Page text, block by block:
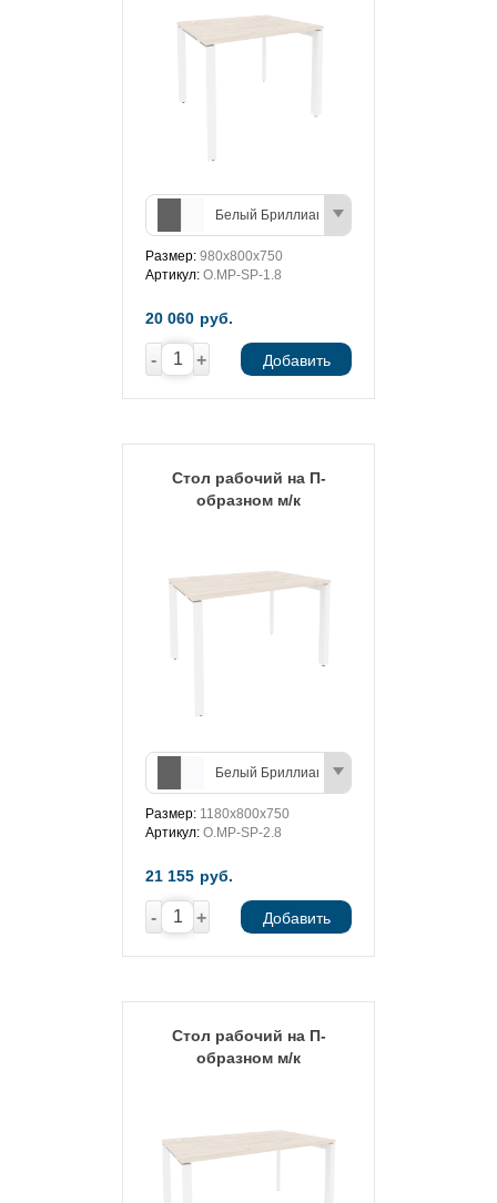
Белый Бриллиант/Антрацит
Размер: 980х800х750
Артикул: O.MP-SP-1.8
20 060 руб.
- + Добавить
Стол рабочий на П-
образном м/к
Белый Бриллиант/Антрацит
Размер: 1180х800х750
Артикул: O.MP-SP-2.8
21 155 руб.
- + Добавить
Стол рабочий на П-
образном м/к